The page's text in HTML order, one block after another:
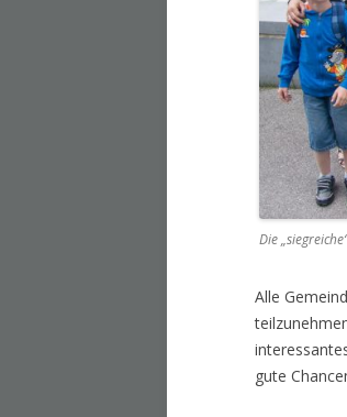
Die
Alle
gute